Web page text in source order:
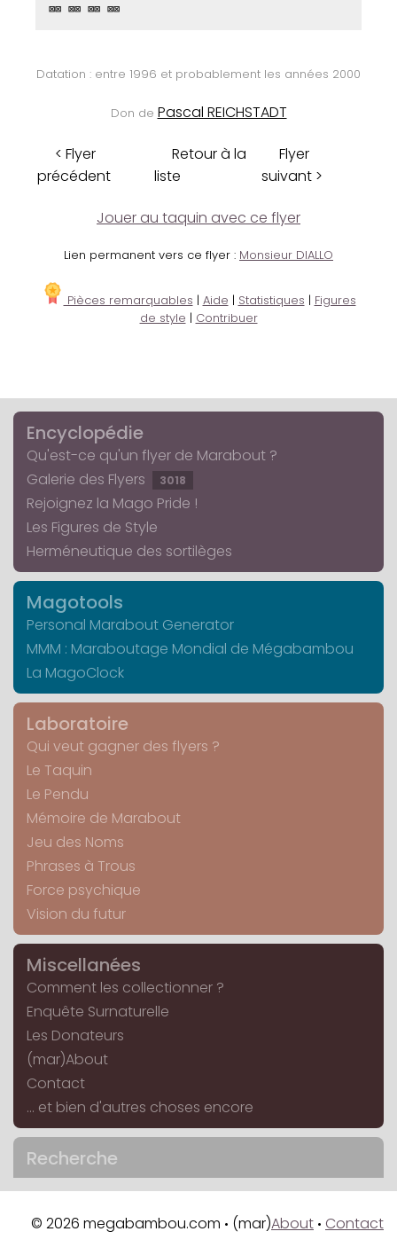
⊠⊠ ⊠⊠ ⊠⊠ ⊠⊠
Datation : entre 1996 et probablement les années 2000
Don de Pascal REICHSTADT
< Flyer
précédent
Retour à la
liste
Flyer
suivant >
Jouer au taquin avec ce flyer
Lien permanent vers ce flyer : Monsieur DIALLO
Pièces remarquables | Aide | Statistiques | Figures
de style | Contribuer
Encyclopédie
Qu'est-ce qu'un flyer de Marabout ?
Galerie des Flyers
3018
Rejoignez la Mago Pride !
Les Figures de Style
Herméneutique des sortilèges
Magotools
Personal Marabout Generator
MMM : Maraboutage Mondial de Mégabambou
La MagoClock
Laboratoire
Qui veut gagner des flyers ?
Le Taquin
Le Pendu
Mémoire de Marabout
Jeu des Noms
Phrases à Trous
Force psychique
Vision du futur
Miscellanées
Comment les collectionner ?
Enquête Surnaturelle
Les Donateurs
(mar)About
Contact
... et bien d'autres choses encore
Recherche
© 2026 megabambou.com • (mar)About • Contact